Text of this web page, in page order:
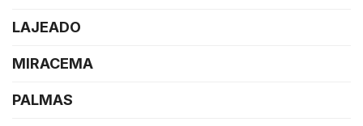
LAJEADO
MIRACEMA
PALMAS